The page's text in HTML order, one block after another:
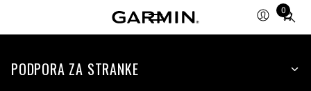
0
Total
items
cart:
PODPORA ZA STRANKE